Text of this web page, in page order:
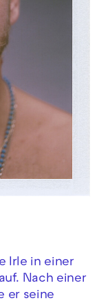
Irle in einer
Nach einer
er seine